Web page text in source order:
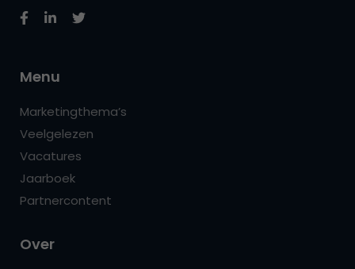
Menu
Marketingthema’s
Veelgelezen
Vacatures
Jaarboek
Partnercontent
Over